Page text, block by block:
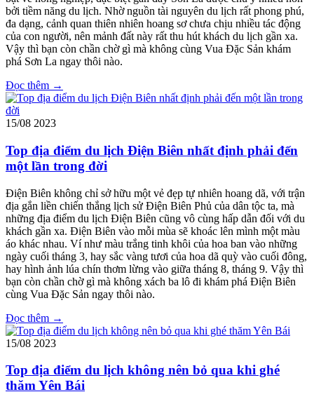
bởi tiềm năng du lịch. Nhờ nguồn tài nguyên du lịch rất phong phú,
đa dạng, cảnh quan thiên nhiên hoang sơ chưa chịu nhiều tác động
của con người, nên mảnh đất này rất thu hút khách du lịch gần xa.
Vậy thì bạn còn chần chờ gì mà không cùng Vua Đặc Sản khám
phá Sơn La ngay thôi nào.
Đọc thêm →
15/08 2023
Top địa điểm du lịch Điện Biên nhất định phải đến
một lần trong đời
Điện Biên không chỉ sở hữu một vẻ đẹp tự nhiên hoang dã, với trận
địa gắn liền chiến thắng lịch sử Điện Biên Phủ của dân tộc ta, mà
những địa điểm du lịch Điện Biên cũng vô cùng hấp dẫn đối với du
khách gần xa. Điện Biên vào mỗi mùa sẽ khoác lên mình một màu
áo khác nhau. Ví như màu trắng tinh khôi của hoa ban vào những
ngày cuối tháng 3, hay sắc vàng tươi của hoa dã quỳ vào cuối đông,
hay hình ảnh lúa chín thơm lừng vào giữa tháng 8, tháng 9. Vậy thì
bạn còn chần chờ gì mà không xách ba lô đi khám phá Điện Biên
cùng Vua Đặc Sản ngay thôi nào.
Đọc thêm →
15/08 2023
Top địa điểm du lịch không nên bỏ qua khi ghé
thăm Yên Bái